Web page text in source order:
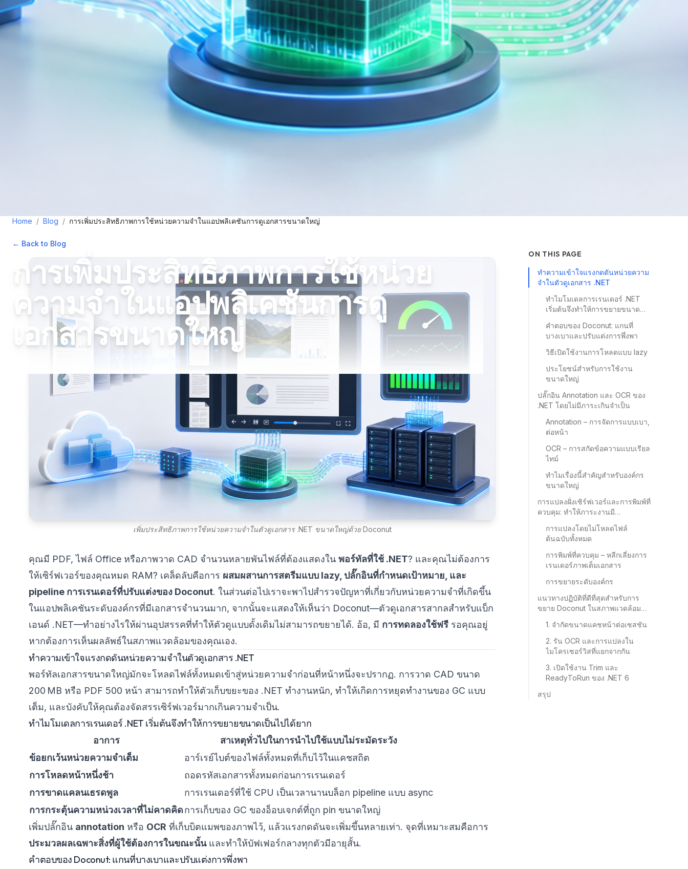
Home / Blog / การเพิ่มประสิทธิภาพการใช้หน่วยความจำในแอปพลิเคชันการดูเอกสารขนาดใหญ่
← Back to Blog
การเพิ่มประสิทธิภาพการใช้หน่วย
ความจำในแอปพลิเคชันการดู
เอกสารขนาดใหญ่
เพิ่มประสิทธิภาพการใช้หน่วยความจำในตัวดูเอกสาร .NET ขนาดใหญ่ด้วย Doconut
คุณมี PDF, ไฟล์ Office หรือภาพวาด CAD จำนวนหลายพันไฟล์ที่ต้องแสดงใน พอร์ทัลที่ใช้ .NET? และคุณไม่ต้องการ
ให้เซิร์ฟเวอร์ของคุณหมด RAM? เคล็ดลับคือการ ผสมผสานการสตรีมแบบ lazy, ปลั๊กอินที่กำหนดเป้าหมาย, และ
pipeline การเรนเดอร์ที่ปรับแต่งของ Doconut. ในส่วนต่อไปเราจะพาไปสำรวจปัญหาที่เกี่ยวกับหน่วยความจำที่เกิดขึ้น
ในแอปพลิเคชันระดับองค์กรที่มีเอกสารจำนวนมาก, จากนั้นจะแสดงให้เห็นว่า Doconut—ตัวดูเอกสารสากลสำหรับแบ็ก
เอนด์ .NET—ทำอย่างไรให้ผ่านอุปสรรคที่ทำให้ตัวดูแบบดั้งเดิมไม่สามารถขยายได้. อ้อ, มี การทดลองใช้ฟรี รอคุณอยู่
หากต้องการเห็นผลลัพธ์ในสภาพแวดล้อมของคุณเอง.
ทำความเข้าใจแรงกดดันหน่วยความจำในตัวดูเอกสาร .NET
พอร์ทัลเอกสารขนาดใหญ่มักจะโหลดไฟล์ทั้งหมดเข้าสู่หน่วยความจำก่อนที่หน้าหนึ่งจะปรากฏ. การวาด CAD ขนาด
200 MB หรือ PDF 500 หน้า สามารถทำให้ตัวเก็บขยะของ .NET ทำงานหนัก, ทำให้เกิดการหยุดทำงานของ GC แบบ
เต็ม, และบังคับให้คุณต้องจัดสรรเซิร์ฟเวอร์มากเกินความจำเป็น.
ทำไมโมเดลการเรนเดอร์ .NET เริ่มต้นจึงทำให้การขยายขนาดเป็นไปได้ยาก
อาการ
สาเหตุทั่วไปในการนำไปใช้แบบไม่ระมัดระวัง
ข้อยกเว้นหน่วยความจำเต็ม
อาร์เรย์ไบต์ของไฟล์ทั้งหมดที่เก็บไว้ในแคชสถิต
การโหลดหน้าหนึ่งช้า
ถอดรหัสเอกสารทั้งหมดก่อนการเรนเดอร์
การขาดแคลนเธรดพูล
การเรนเดอร์ที่ใช้ CPU เป็นเวลานานบล็อก pipeline แบบ async
การกระตุ้นความหน่วงเวลาที่ไม่คาดคิดการเก็บของ GC ของอ็อบเจกต์ที่ถูก pin ขนาดใหญ่
เพิ่มปลั๊กอิน annotation หรือ OCR ที่เก็บบิตแมพของภาพไว้, แล้วแรงกดดันจะเพิ่มขึ้นหลายเท่า. จุดที่เหมาะสมคือการ
ประมวลผลเฉพาะสิ่งที่ผู้ใช้ต้องการในขณะนั้นและทำให้บัฟเฟอร์กลางทุกตัวมีอายุสั้น.
คำตอบของ Doconut: แกนที่บางเบาและปรับแต่งการพึ่งพา
ON THIS PAGE
ทำความเข้าใจแรงกดดันหน่วยความ
จำในตัวดูเอกสาร .NET
ทำไมโมเดลการเรนเดอร์ .NET
เริ่มต้นจึงทำให้การขยายขนาด
คำตอบของ Doconut: แกนที่
บางเบาและปรับแต่งการพึ่งพา
วิธีเปิดใช้งานการโหลดแบบ lazy
ประโยชน์สำหรับการใช้งาน
ขนาดใหญ่
ปลั๊กอิน Annotation และ OCR ของ
.NET โดยไม่มีภาระเกินจำเป็น
Annotation – การจัดการแบบเบา,
ต่อหน้า
OCR – การสกัดข้อความแบบเรียล
ไทม์
ทำไมเรื่องนี้สำคัญสำหรับองค์กร
ขนาดใหญ่
การแปลงฝั่งเซิร์ฟเวอร์และการพิมพ์ที่
ควบคุม: ทำให้ภาระงานมี
การแปลงโดยไม่โหลดไฟล์
ต้นฉบับทั้งหมด
การพิมพ์ที่ควบคุม – หลีกเลี่ยงการ
เรนเดอร์ภาพเต็มเอกสาร
การขยายระดับองค์กร
แนวทางปฏิบัติที่ดีที่สุดสำหรับการ
ขยาย Doconut ในสภาพแวดล้อม
1. จำกัดขนาดแคชหน้าต่อเซสชัน
2. รัน OCR และการแปลงใน
ไมโครเซอร์วิสที่แยกจากกัน
3. เปิดใช้งาน Trim และ
ReadyToRun ของ .NET 6
สรุป